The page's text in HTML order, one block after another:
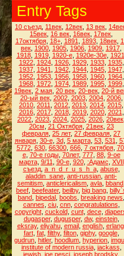
Entry Tags
10 съезд 11век 12век 13 век
15век 16 век 16век 17век
17октября, 18+, 1891 1893, 18век,
век 1900 1905 1906 1909 1917
1918, 1919, 1920-е, 1920е-30е, 1921
1922, 1924, 1926, 1929, 1933, 1935,
1937, 1941 1942, 1944, 1945, 1947,
1952, 1953, 1956, 1958, 1960, 1964,
1968, 1972, 1974, 1989, 1995, 1999,
19век 2 мая 20 век 20-век 20-й
20-ый век, 2002, 2003, 2004, 2006,
2010 2011 2012 2013 2014 2015
2016, 2017, 2018, 2019, 2020, 2021
2022 2023 2024 2025 2026 20век
20см 21 Октября, 21век, 23
февраля 25 лет, 27 февраля 27
января, 30-е, 3d, 5 марта, 53, 531
5772, 630, 66300, 666, 7 октября,
е, 70-е годы, 70лет, 777, 88, 9-ое
марта, 9/11 90-е, 920, :Адамс XVII
съезд, a_n_d_r_u_s_h_a, abuse,
aladdin_sane anti-russian anti-
semitism anticlericalism avla bband
beef beefeater, beilby, big bang
band bipedal boobs breaking news
cannes ciu, cnn, congratulations
copyright, cuckold, cunt, dece,
dugasper, dugusper, dw, einstein,
eksray, eliyahu, email, english, erlang,
fart, fat, filthy, filton, giphy, google,
gudrun hitler, hoodlum hyperion
institute of modern russia, jackass
jewish joe pesci joseph brodsky,